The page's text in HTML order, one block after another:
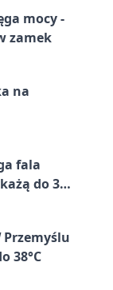
mocy -
zamek
na
fala
do 36
Przemyślu
38°C